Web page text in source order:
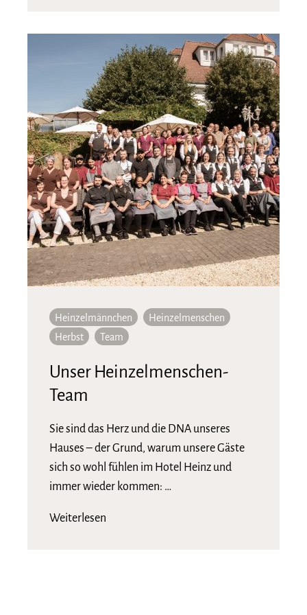
Heinzelmännchen
Heinzelmenschen
Herbst
Team
Unser Heinzelmenschen-
Team
Sie sind das Herz und die DNA unseres
Hauses – der Grund, warum unsere Gäste
sich so wohl fühlen im Hotel Heinz und
immer wieder kommen: …
Weiterlesen